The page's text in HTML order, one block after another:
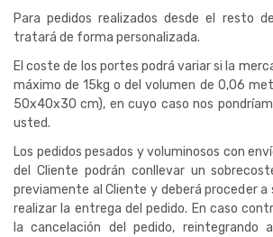
Para pedidos realizados desde el resto
tratará de forma personalizada.
El coste de los portes podrá variar si la
máximo de 15kg o del volumen de 0,06
50x40x30 cm), en cuyo caso nos
usted.
Los pedidos pesados y voluminosos con
del Cliente podrán conllevar un
previamente al Cliente y deberá proceder a
realizar la entrega del pedido. En caso
la cancelación del pedido, reintegrando